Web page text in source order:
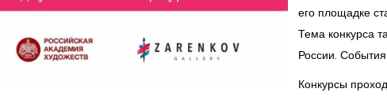
его площадке
Тема конкурса
России.
Конкурсы